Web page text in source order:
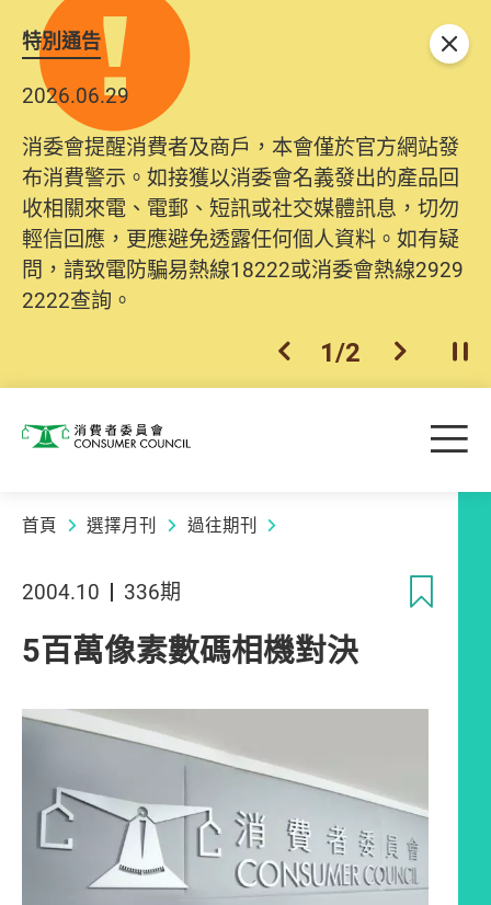
特別通告
2026.06.29
消委會提醒消費者及商戶，本會僅於官方網站發
布消費警示。如接獲以消委會名義發出的產品回
收相關來電、電郵、短訊或社交媒體訊息，切勿
輕信回應，更應避免透露任何個人資料。如有疑
問，請致電防騙易熱線18222或消委會熱線2929
2222查詢。
上一個
1/2 下一個開
關閉
消費者委員會 目
首頁 選擇月刊 過往期刊
2004.10 336期
5百萬像素數碼相機對決